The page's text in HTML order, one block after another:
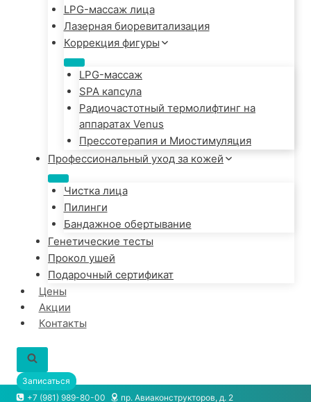
LPG-массаж лица
Лазерная биоревитализация
Коррекция фигуры
LPG-массаж
SPA капсула
Радиочастотный термолифтинг на
аппаратах Venus
Прессотерапия и Миостимуляция
Профессиональный уход за кожей
Чистка лица
Пилинги
Бандажное обертывание
Генетические тесты
Прокол ушей
Подарочный сертификат
Цены
Акции
Контакты
Записаться
+7 (981) 989-80-00
пр. Авиаконструкторов, д. 2